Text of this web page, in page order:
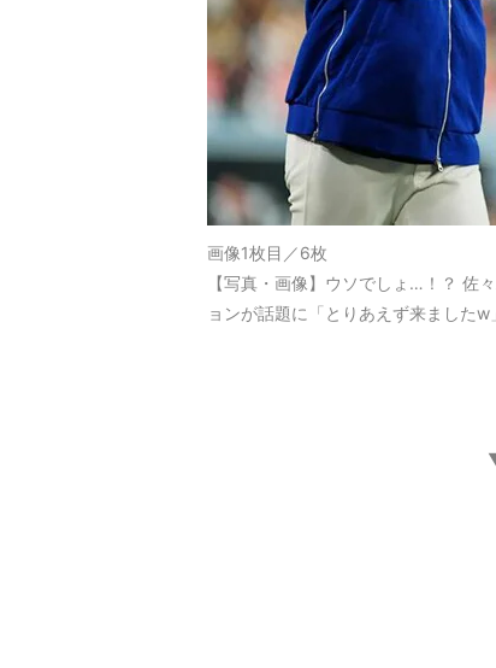
画像1枚目／6枚
【写真・画像】ウソでしょ…！？ 佐
ョンが話題に「とりあえず来ました